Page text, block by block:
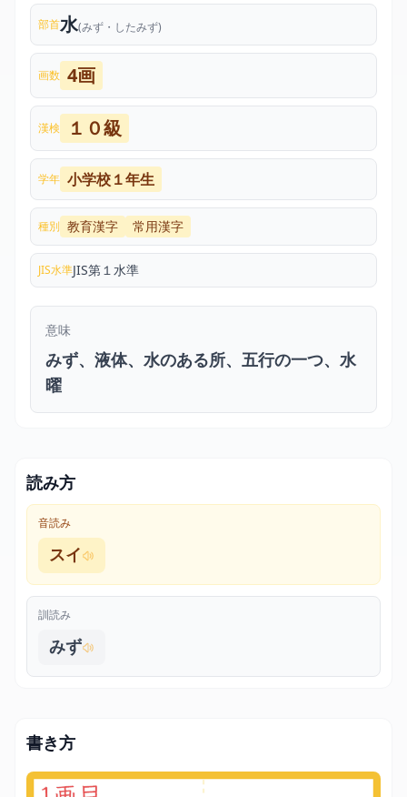
部首水(みず・したみず)
画数 4画
漢検 １０級
学年 小学校１年生
種別 教育漢字 常用漢字
JIS水準JIS第１水準
意味
みず、液体、水のある所、五行の一つ、水
曜
読み方
音読み
スイ
訓読み
みず
書き方